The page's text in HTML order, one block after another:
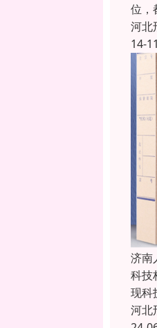
位，
河北
14-
济南
科技
现科
河北